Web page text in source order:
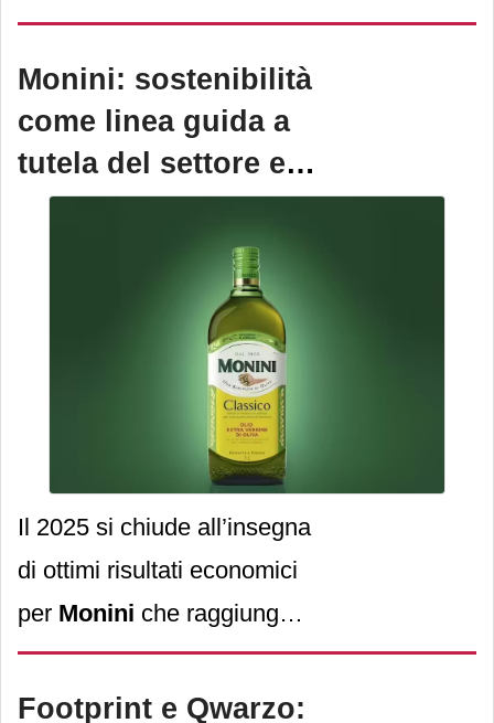
pubblicato ilbilancio di
sostenibilità 2025,
confermando l’impegno
verso un modello di
sviluppo responsabile che
finanziario con l’attenzione
all'ecosistema e alle
Monini: sostenibilità
come linea guida a
tutela del settore e
dei consumatori
Il 2025 si chiude all’insegna
di ottimi risultati economici
per Monini che raggiunge i
239 milioni di euro di
fatturato consolidato.
Footprint e Qwarzo: